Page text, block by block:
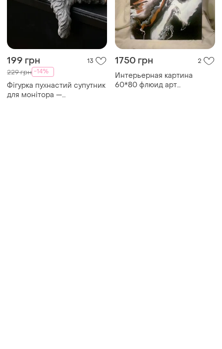
199 грн 13
229 грн -14%
Фігурка пухнастий супутник
для монітора —
1750 грн 2
Интерьерная картина
60*80 флюид арт